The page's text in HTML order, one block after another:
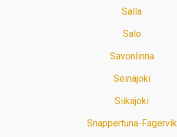
Salla
Salo
Savonlinna
Seinäjoki
Siikajoki
Snappertuna-Fagervik